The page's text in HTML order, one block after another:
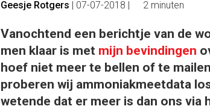
Geesje Rotgers | 07-07-2018 | 2 minuten
Vanochtend een berichtje van de
men klaar is met mijn bevindingen
hoef niet meer te bellen of te
proberen wij ammoniakmeetdata
wetende dat er meer is dan ons via